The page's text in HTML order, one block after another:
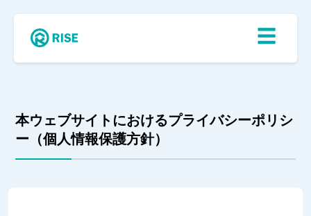
☰
本ウェブサイトにおけるプライバシーポリシ
ー（個人情報保護方針）